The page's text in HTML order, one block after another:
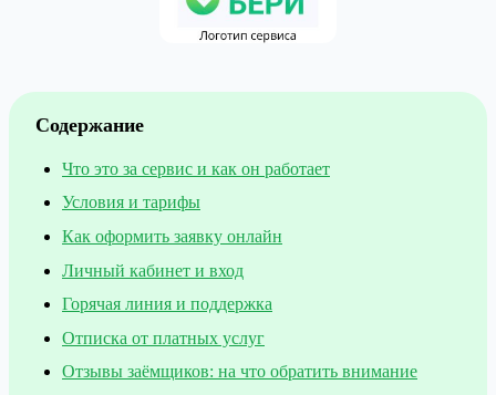
Содержание
Что это за сервис и как он работает
Условия и тарифы
Как оформить заявку онлайн
Личный кабинет и вход
Горячая линия и поддержка
Отписка от платных услуг
Отзывы заёмщиков: на что обратить внимание